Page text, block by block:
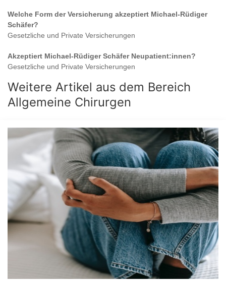
Welche Form der Versicherung akzeptiert Michael-Rüdiger
Schäfer?
Gesetzliche und Private Versicherungen
Akzeptiert Michael-Rüdiger SchäferNeupatient:innen?
Gesetzliche und Private Versicherungen
Weitere Artikel aus dem Bereich
Allgemeine Chirurgen